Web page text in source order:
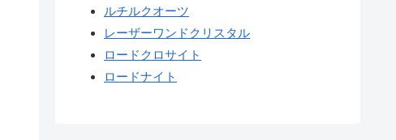
ルチルクオーツ
レーザーワンドクリスタル
ロードクロサイト
ロードナイト